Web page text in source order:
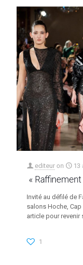
editeur on 13
«
Invité au défilé de
salons Hoche,
article pour revenir
1